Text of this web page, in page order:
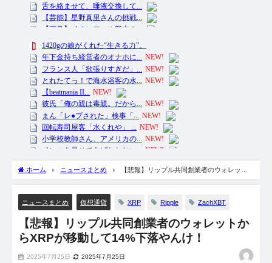
ホーム ニュースまとめ
【悲報】リップル共同創業者のウォレット
ニュースまとめ 仮想通貨 XRP Ripple ZachXBT
【悲報】リップル共同創業者のウォレットか
らXRPが移動して14%下落やんけ！
2025年7月25日 2025年7月25日